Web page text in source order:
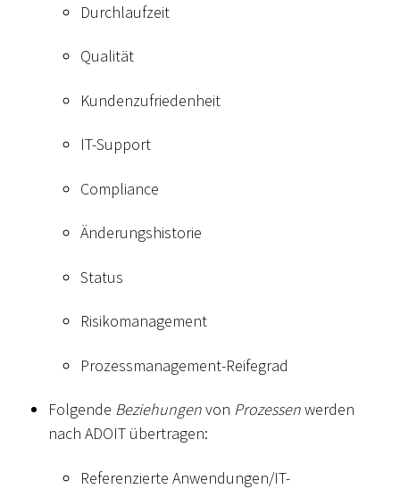
Durchlaufzeit
Qualität
Kundenzufriedenheit
IT-Support
Compliance
Änderungshistorie
Status
Risikomanagement
Prozessmanagement-Reifegrad
Folgende Beziehungenvon Prozessenwerden
nach ADOIT übertragen:
Referenzierte Anwendungen/IT-